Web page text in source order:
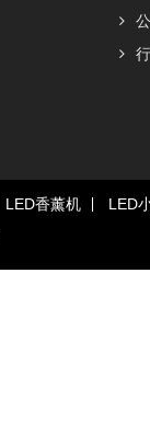
LED香薰机
LED